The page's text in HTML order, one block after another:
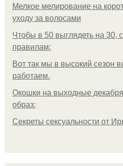
Мелкое мелирование на
уходу за волосами
Чтобы в 50 выглядеть на 30,
правилам:
Вот так мы в высокий сезон
работаем.
Окошки на выходные
образ:
Секреты сексуальности от